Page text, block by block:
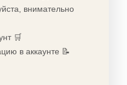
внимательно
🛒
в аккаунте 📝